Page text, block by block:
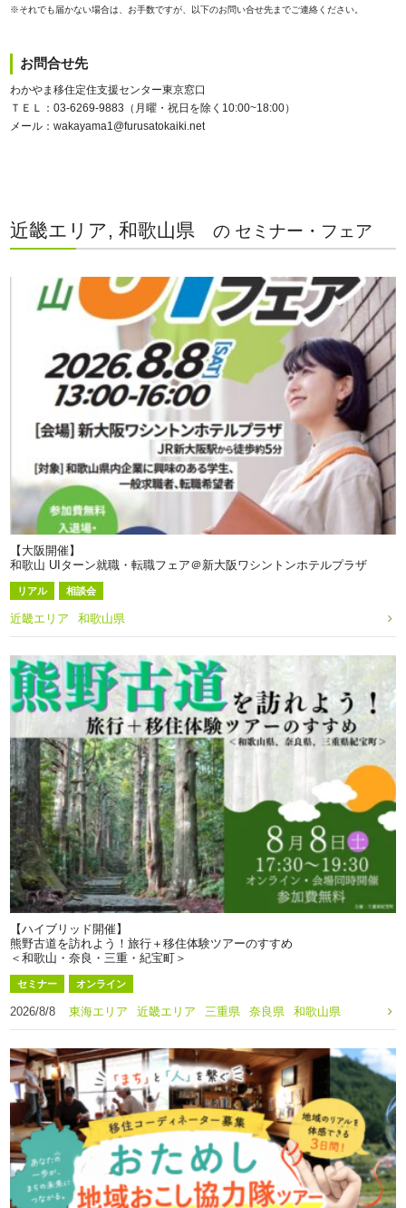
※それでも届かない場合は、お手数ですが、以下のお問い合せ先までご連絡ください。
お問合せ先
わかやま移住定住支援センター東京窓口
ＴＥＬ：03-6269-9883（月曜・祝日を除く10:00~18:00）
メール：wakayama1@furusatokaiki.net
近畿エリア, 和歌山県 の セミナー・フェア
【大阪開催】
和歌山 UIターン就職・転職フェア＠新大阪ワシントンホテルプラザ
リアル 相談会
近畿エリア 和歌山県
【ハイブリッド開催】
熊野古道を訪れよう！旅行＋移住体験ツアーのすすめ
＜和歌山・奈良・三重・紀宝町＞
セミナー オンライン
2026/8/8 東海エリア 近畿エリア 三重県 奈良県 和歌山県